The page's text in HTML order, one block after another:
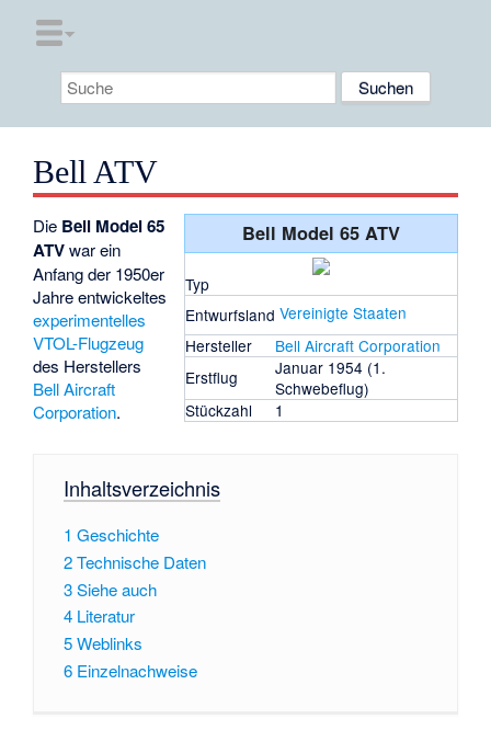
Bell ATV
Bell Model 65 ATV
Typ
Entwurfsland Vereinigte Staaten
Hersteller
Bell Aircraft Corporation
Erstflug
Januar 1954 (1.
Schwebeflug)
Stückzahl
1
Die Bell Model 65
ATVwar ein
Anfang der 1950er
Jahre entwickeltes
experimentelles
VTOL-Flugzeug
des Herstellers
Bell Aircraft
Corporation.
Inhaltsverzeichnis
1 Geschichte
2Technische Daten
3Siehe auch
4 Literatur
5Weblinks
6 Einzelnachweise